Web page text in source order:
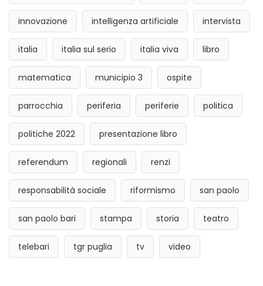
innovazione intelligenza artificiale intervista
italia italia sul serio italia viva libro
matematica municipio 3 ospite
parrocchia periferia periferie politica
politiche 2022 presentazione libro
referendum regionali renzi
responsabilità sociale riformismo san paolo
san paolo bari stampa storia teatro
telebari tgr puglia tv video